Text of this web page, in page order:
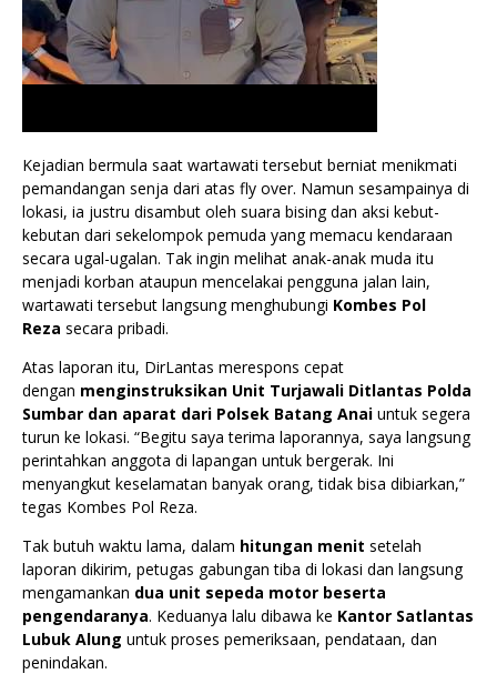
Kejadian bermula saat wartawati tersebut berniat menikmati
pemandangan senja dari atas fly over. Namun sesampainya di
lokasi, ia justru disambut oleh suara bising dan aksi kebut-
kebutan dari sekelompok pemuda yang memacu kendaraan
secara ugal-ugalan. Tak ingin melihat anak-anak muda itu
menjadi korban ataupun mencelakai pengguna jalan lain,
wartawati tersebut langsung menghubungi Kombes Pol
Reza secara pribadi.
Atas laporan itu, DirLantas merespons cepat
dengan menginstruksikan Unit Turjawali Ditlantas Polda
Sumbar dan aparat dari Polsek Batang Anai untuk segera
turun ke lokasi. “Begitu saya terima laporannya, saya langsung
perintahkan anggota di lapangan untuk bergerak. Ini
menyangkut keselamatan banyak orang, tidak bisa dibiarkan,”
tegas Kombes Pol Reza.
Tak butuh waktu lama, dalam hitungan menit setelah
laporan dikirim, petugas gabungan tiba di lokasi dan langsung
mengamankan dua unit sepeda motor beserta
pengendaranya. Keduanya lalu dibawa ke Kantor Satlantas
Lubuk Alung untuk proses pemeriksaan, pendataan, dan
penindakan.